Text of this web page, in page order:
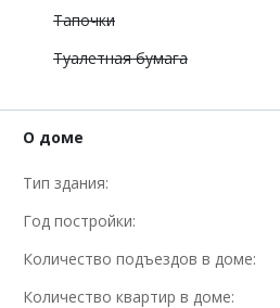
Тапочки
Туалетная бумага
О доме
Тип здания:
Год постройки:
Количество подъездов в доме:
Количество квартир в доме: